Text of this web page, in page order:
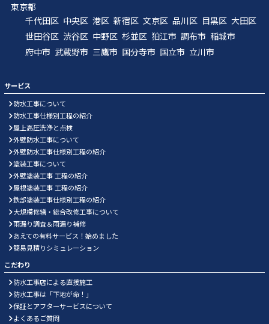
東京都
千代田区 中央区 港区 新宿区 文京区 品川区 目黒区 大田区
世田谷区 渋谷区 中野区 杉並区 狛江市 調布市 稲城市
府中市 武蔵野市 三鷹市 国分寺市 国立市 立川市
サービス
防水工事について
防水工事仕様別工程の紹介
屋上高圧洗浄と点検
外壁防水工事について
外壁防水工事仕様別工程の紹介
塗装工事について
外壁塗装工事 工程の紹介
屋根塗装工事 工程の紹介
鉄部塗装工事仕様別工程の紹介
大規模修繕・総合改修工事について
雨漏り調査＆雨漏り補修
あえての有料サービス！始めました
簡易見積りシミュレーション
こだわり
防水工事店による直接施工
防水工事は「下地が命！」
保証とアフターサービスについて
よくあるご質問